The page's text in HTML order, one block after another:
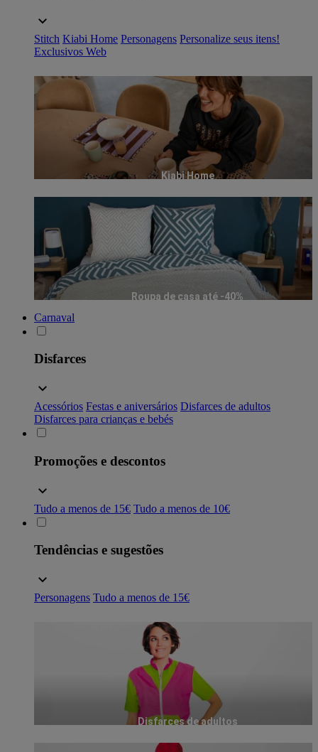
Stitch Kiabi Home Personagens Personalize seus itens!
Exclusivos Web
Kiabi Home
Roupa de casa até -40%
Carnaval
Disfarces
Acessórios Festas e aniversários Disfarces de adultos
Disfarces para crianças e bebés
Promoções e descontos
Tudo a menos de 15€ Tudo a menos de 10€
Tendências e sugestões
Personagens Tudo a menos de 15€
Disfarces de adultos